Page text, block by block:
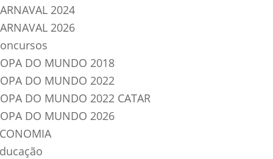
2024
2026
DO MUNDO 2018
DO MUNDO 2022
DO MUNDO 2022 CATAR
DO MUNDO 2026